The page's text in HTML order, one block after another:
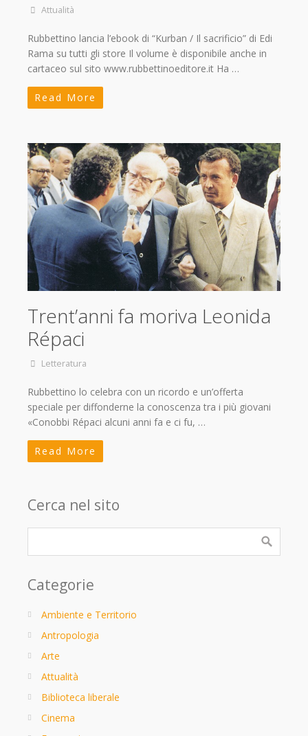
Attualità
Rubbettino lancia l’ebook di “Kurban / Il sacrificio” di Edi
Rama su tutti gli store Il volume è disponibile anche in
cartaceo sul sito www.rubbettinoeditore.it Ha …
Read More
Trent’anni fa moriva Leonida
Répaci
Letteratura
Rubbettino lo celebra con un ricordo e un’offerta
speciale per diffonderne la conoscenza tra i più giovani
«Conobbi Répaci alcuni anni fa e ci fu, …
Read More
Cerca nel sito
Categorie
Ambiente e Territorio
Antropologia
Arte
Attualità
Biblioteca liberale
Cinema